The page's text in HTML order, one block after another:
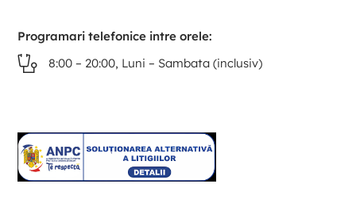
Programari telefonice intre orele:
8:00 – 20:00, Luni – Sambata (inclusiv)